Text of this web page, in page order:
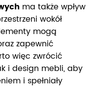
ma także wpływ
wokół
mogą
zapewnić
więc zwrócić
i design mebli, aby
i spełniały